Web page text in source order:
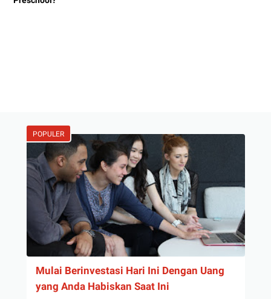
POPULER
Mulai Berinvestasi Hari Ini Dengan Uang
yang Anda Habiskan Saat Ini